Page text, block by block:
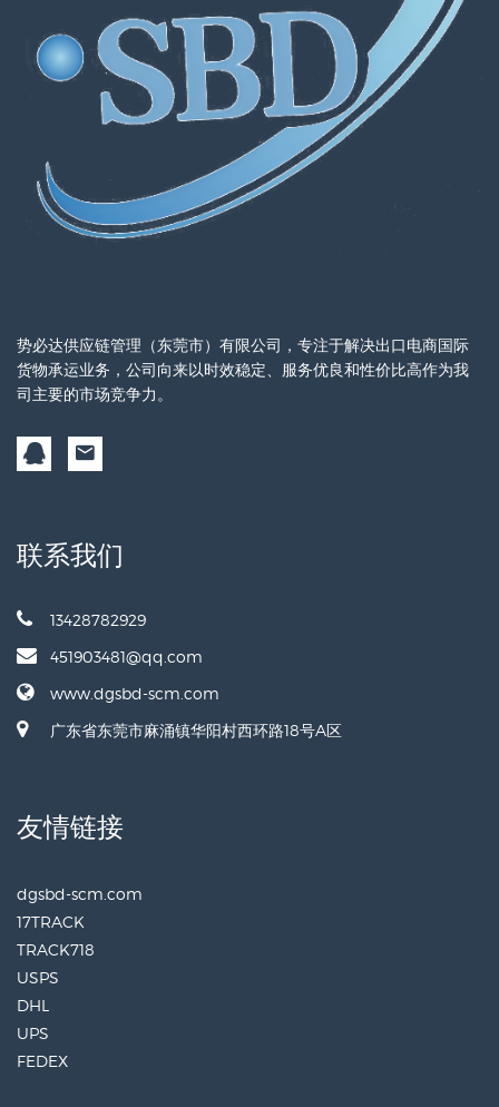
势必达供应链管理（东莞市）有限公司，专注于解决出口电商国际
货物承运业务，公司向来以时效稳定、服务优良和性价比高作为我
司主要的市场竞争力。
联系我们
13428782929
451903481@qq.com
www.dgsbd-scm.com
广东省东莞市麻涌镇华阳村西环路18号A区
友情链接
dgsbd-scm.com
17TRACK
TRACK718
USPS
DHL
UPS
FEDEX